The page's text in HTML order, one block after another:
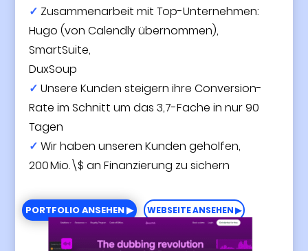
✓ Zusammenarbeit mit Top-Unternehmen:
Hugo (von Calendly übernommen),
SmartSuite,
DuxSoup
✓Unsere Kunden steigern ihre Conversion-
Rate im Schnitt um das 3,7-Fache in nur 90
Tagen
✓Wir haben unseren Kunden geholfen,
200 Mio. \$ an Finanzierung zu sichern
PORTFOLIO ANSEHEN ▶ WEBSEITE ANSEHEN ▶